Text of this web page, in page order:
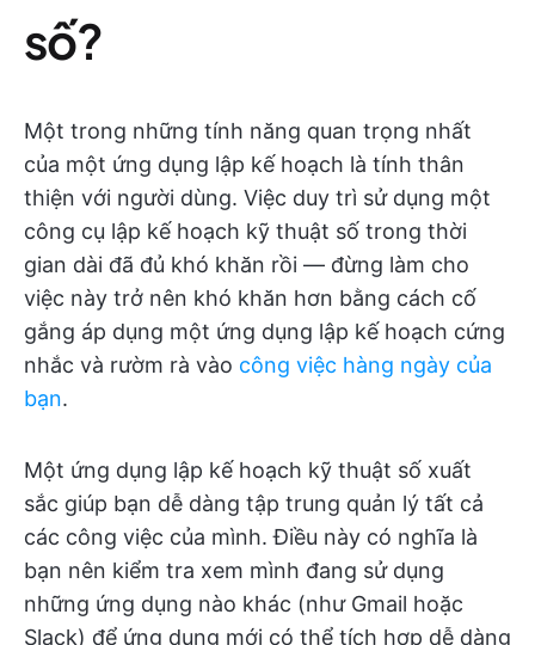
số?
Một trong những tính năng quan trọng nhất
của một ứng dụng lập kế hoạch là tính thân
thiện với người dùng. Việc duy trì sử dụng một
công cụ lập kế hoạch kỹ thuật số trong thời
gian dài đã đủ khó khăn rồi — đừng làm cho
việc này trở nên khó khăn hơn bằng cách cố
gắng áp dụng một ứng dụng lập kế hoạch cứng
nhắc và rườm rà vào công việc hàng ngày của
bạn.
Một ứng dụng lập kế hoạch kỹ thuật số xuất
sắc giúp bạn dễ dàng tập trung quản lý tất cả
các công việc của mình. Điều này có nghĩa là
bạn nên kiểm tra xem mình đang sử dụng
những ứng dụng nào khác (như Gmail hoặc
Slack) để ứng dụng mới có thể tích hợp dễ dàng